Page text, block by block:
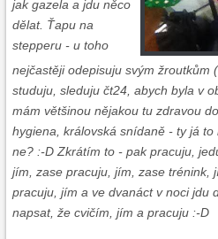
jak gazela a jdu něco
dělat. Ťapu na
stepperu - u toho
nejčastěji odepisuju svým žroutkům
studuju, sleduju čt24, abych byla v
mám většinou nějakou tu zdravou
hygiena, královská snídaně - ty já to
ne? :-D Zkrátím to - pak pracuju,
jím, zase pracuju, jím, zase trénink,
pracuju, jím a ve dvanáct v noci jdu
napsat, že cvičím, jím a pracuju :-D